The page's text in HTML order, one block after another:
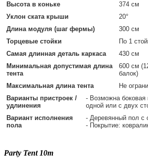
Высота в коньке
374 см
Уклон ската крыши
20°
Длина модуля (шаг фермы)
300 см
Торцевые стойки
По 1
Самая длинная деталь каркаса
430 см
Минимальная допустимая длина
тента
600 см
балок)
Максимальная длина тента
Не
Варианты пристроек /
удлинения
- Возможна боковая
одной или с двух
Вариант исполнения
пола
- Деревянный пол с
- Покрытие:
Party Tent 10m